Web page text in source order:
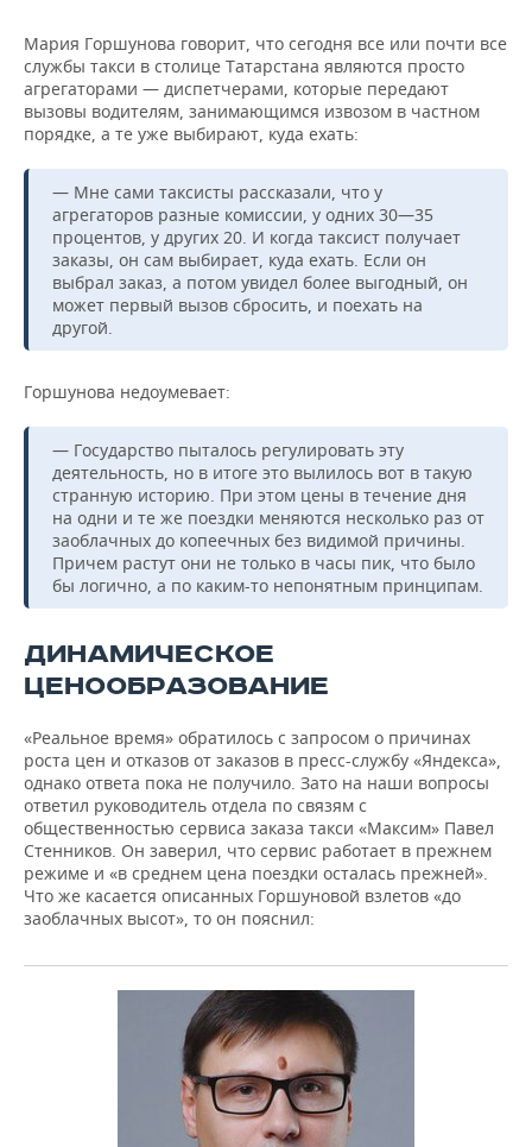
Мария Горшунова говорит, что сегодня все или почти все
службы такси в столице Татарстана являются просто
агрегаторами — диспетчерами, которые передают
вызовы водителям, занимающимся извозом в частном
порядке, а те уже выбирают, куда ехать:
— Мне сами таксисты рассказали, что у
агрегаторов разные комиссии, у одних 30—35
процентов, у других 20. И когда таксист получает
заказы, он сам выбирает, куда ехать. Если он
выбрал заказ, а потом увидел более выгодный, он
может первый вызов сбросить, и поехать на
другой.
Горшунова недоумевает:
— Государство пыталось регулировать эту
деятельность, но в итоге это вылилось вот в такую
странную историю. При этом цены в течение дня
на одни и те же поездки меняются несколько раз от
заоблачных до копеечных без видимой причины.
Причем растут они не только в часы пик, что было
бы логично, а по каким-то непонятным принципам.
ДИНАМИЧЕСКОЕ
ЦЕНООБРАЗОВАНИЕ
«Реальное время» обратилось с запросом о причинах
роста цен и отказов от заказов в пресс-службу «Яндекса»,
однако ответа пока не получило. Зато на наши вопросы
ответил руководитель отдела по связям с
общественностью сервиса заказа такси «Максим» Павел
Стенников. Он заверил, что сервис работает в прежнем
режиме и «в среднем цена поездки осталась прежней».
Что же касается описанных Горшуновой взлетов «до
заоблачных высот», то он пояснил: